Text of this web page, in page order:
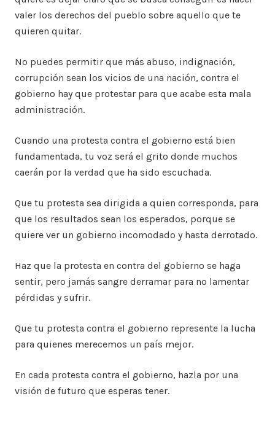
valer los derechos del pueblo sobre aquello que te
quieren quitar.
No puedes permitir que más abuso, indignación,
corrupción sean los vicios de una nación, contra el
gobierno hay que protestar para que acabe esta mala
administración.
Cuando una protesta contra el gobierno está bien
fundamentada, tu voz será el grito donde muchos
caerán por la verdad que ha sido escuchada.
Que tu protesta sea dirigida a quien corresponda, para
que los resultados sean los esperados, porque se
quiere ver un gobierno incomodado y hasta derrotado.
Haz que la protesta en contra del gobierno se haga
sentir, pero jamás sangre derramar para no lamentar
pérdidas y sufrir.
Que tu protesta contra el gobierno represente la lucha
para quienes merecemos un país mejor.
En cada protesta contra el gobierno, hazla por una
visión de futuro que esperas tener.